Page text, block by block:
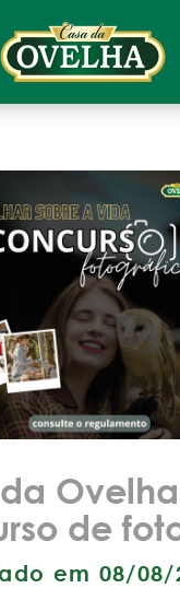
de
em 08/08/